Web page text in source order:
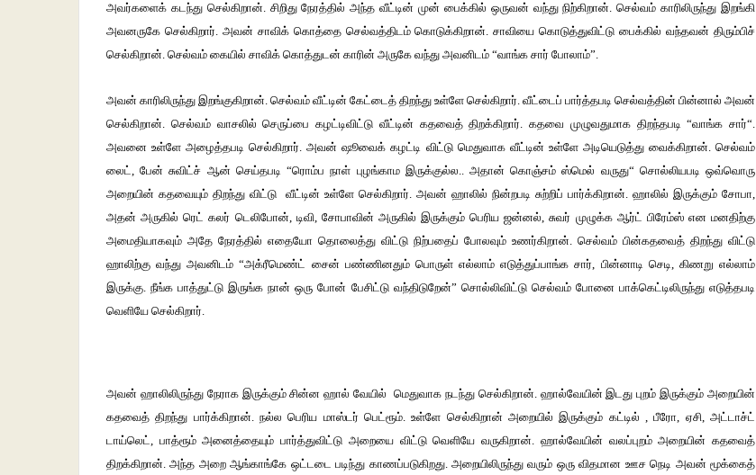
அவர்களைக் கடந்து செல்கிறான். சிறிது நேரத்தில் அந்த வீட்டின் முன் பைக்கில் ஒருவன் வந்து நிற்கிறான். செல்வம் காரிலிருந்து இறங்கி
அவனருகே செல்கிறார். அவன் சாவிக் கொத்தை செல்வத்திடம் கொடுக்கிறான். சாவியை கொடுத்துவிட்டு பைக்கில் வந்தவன் திரும்பிச்
செல்கிறான். செல்வம் கையில் சாவிக் கொத்துடன் காரின் அருகே வந்து அவனிடம் “வாங்க சார் போலாம்”.
அவன் காரிலிருந்து இறங்குகிறான். செல்வம் வீட்டின் கேட்டைத் திறந்து உள்ளே செல்கிறார். வீட்டைப் பார்த்தபடி செல்வத்தின் பின்னால் அவன்
செல்கிறான். செல்வம் வாசலில் செருப்பை கழட்டிவிட்டு வீட்டின் கதவைத் திறக்கிறார். கதவை முழுவதுமாக திறந்தபடி “வாங்க சார்“.
அவனை உள்ளே அழைத்தபடி செல்கிறார். அவன் ஷூவைக் கழட்டி விட்டு மெதுவாக வீட்டின் உள்ளே அடியெடுத்து வைக்கிறான். செல்வம்
லைட், பேன் சுவிட்ச் ஆன் செய்தபடி “ரொம்ப நாள் புழங்காம இருக்குல்ல.. அதான் கொஞ்சம் ஸ்மெல் வருது“ சொல்லியபடி ஒவ்வொரு
அறையின் கதவையும் திறந்து விட்டு வீட்டின் உள்ளே செல்கிறார். அவன் ஹாலில் நின்றபடி சுற்றிப் பார்க்கிறான். ஹாலில் இருக்கும் சோபா,
அதன் அருகில் ரெட் கலர் டெலிபோன், டிவி, சோபாவின் அருகில் இருக்கும் பெரிய ஜன்னல், சுவர் முழுக்க ஆர்ட் பிரேம்ஸ் என மனதிற்கு
அமைதியாகவும் அதே நேரத்தில் எதையோ தொலைத்து விட்டு நிற்பதைப் போலவும் உணர்கிறான். செல்வம் பின்கதவைத் திறந்து விட்டு
ஹாலிற்கு வந்து அவனிடம் “அக்ரீமெண்ட் சைன் பண்ணினதும் பொருள் எல்லாம் எடுத்துப்பாங்க சார், பின்னாடி செடி, கிணறு எல்லாம்
இருக்கு. நீங்க பாத்துட்டு இருங்க நான் ஒரு போன் பேசிட்டு வந்திடுறேன்” சொல்லிவிட்டு செல்வம் போனை பாக்கெட்டிலிருந்து எடுத்தபடி
வெளியே செல்கிறார்.
அவன் ஹாலிலிருந்து நேராக இருக்கும் சின்ன ஹால் வேயில் மெதுவாக நடந்து செல்கிறான். ஹால்வேயின் இடது புறம் இருக்கும் அறையின்
கதவைத் திறந்து பார்க்கிறான். நல்ல பெரிய மாஸ்டர் பெட்ரூம். உள்ளே செல்கிறான் அறையில் இருக்கும் கட்டில் , பீரோ, ஏசி, அட்டாச்ட்
டாய்லெட், பாத்ரூம் அனைத்தையும் பார்த்துவிட்டு அறையை விட்டு வெளியே வருகிறான். ஹால்வேயின் வலப்புறம் அறையின் கதவைத்
திறக்கிறான். அந்த அறை ஆங்காங்கே ஒட்டடை படிந்து காணப்படுகிறது. அறையிலிருந்து வரும் ஒரு விதமான ஊச நெடி அவன் மூக்கைத்